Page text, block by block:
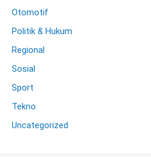
Otomotif
Politik & Hukum
Regional
Sosial
Sport
Tekno
Uncategorized